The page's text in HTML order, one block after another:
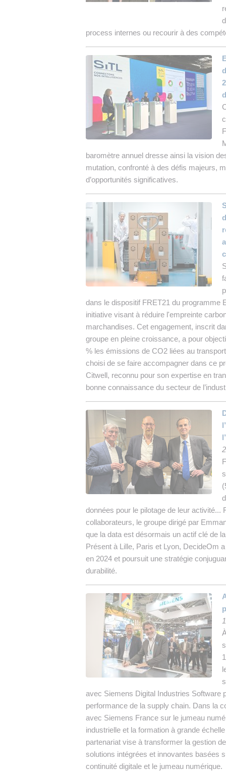
process internes ou recourir à des
baromètre annuel dresse ainsi la vision
mutation, confronté à des défis majeurs,
d’opportunités significatives.
dans le dispositif FRET21 du programme
initiative visant à réduire l'empreinte
marchandises. Cet engagement, inscrit
groupe en pleine croissance, a pour
% les émissions de CO2 liées au
choisi de se faire accompagner dans ce
Citwell, reconnu pour son expertise en
bonne connaissance du secteur de
données pour le pilotage de leur activité...
collaborateurs, le groupe dirigé par
que la data est désormais un actif clé de
Présent à Lille, Paris et Lyon, DecideOm
en 2024 et poursuit une stratégie
durabilité.
avec Siemens Digital Industries Software
performance de la supply chain. Dans la
avec Siemens France sur le jumeau
industrielle et la formation à grande
partenariat vise à transformer la gestion
solutions intégrées et innovantes basées
continuité digitale et le jumeau numérique.